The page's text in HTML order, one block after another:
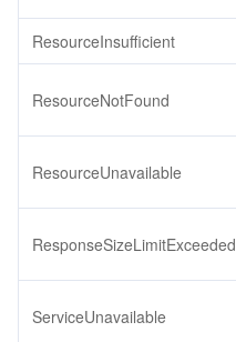
ResourceInsufficient
ResourceNotFound
ResourceUnavailable
ResponseSizeLimitExceeded
ServiceUnavailable